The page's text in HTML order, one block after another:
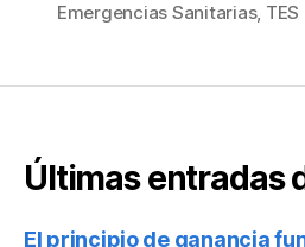
Emergencias Sanitarias, TES
Últimas entradas
El principio de ganancia